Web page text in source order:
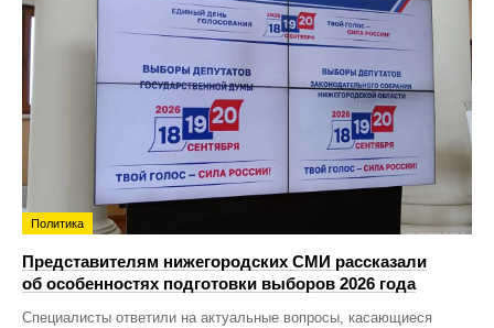
Политика
Представителям нижегородских СМИ рассказали
об особенностях подготовки выборов 2026 года
Специалисты ответили на актуальные вопросы, касающиеся